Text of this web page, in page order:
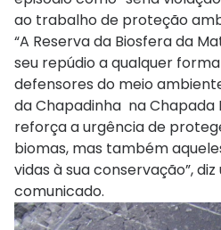
ao trabalho de proteção
“A Reserva da Biosfera da
seu repúdio a qualquer
defensores do meio
da Chapadinha na Chapada
reforça a urgência de
biomas, mas também
vidas à sua conservação”,
comunicado.